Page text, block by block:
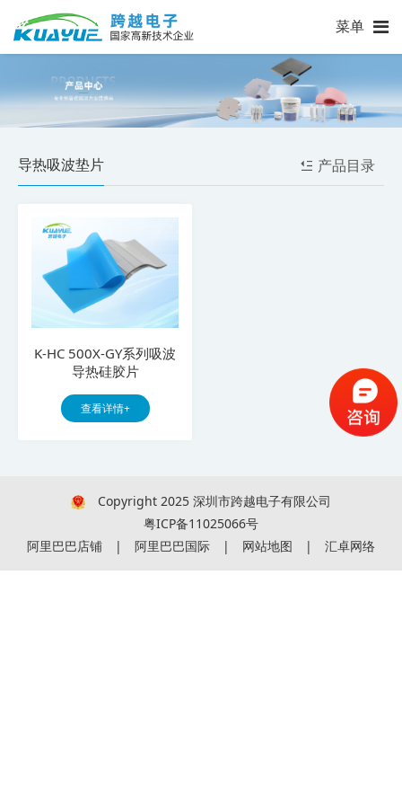
菜单
导热吸波垫片 产品目录
K-HC 500X-GY系列吸波
导热硅胶片
查看详情+
Copyright 2025 深圳市跨越电子有限公司
粤ICP备11025066号
阿里巴巴店铺
| 阿里巴巴国际 | 网站地图 | 汇卓网络